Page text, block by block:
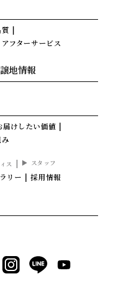
フターサービス
地情報
届けしたい価値
ス スタッフ
リー 採用情報
Instagram
LINE YouTube